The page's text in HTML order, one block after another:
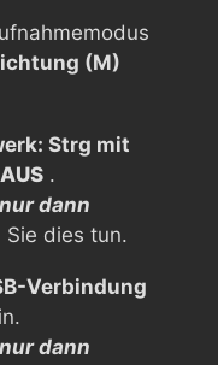
(M)
Strg mit
AUS .
dann
dies tun.
Verbindung
dann